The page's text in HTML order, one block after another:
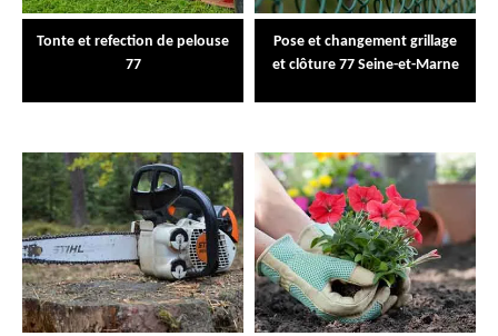
Tonte et refection de pelouse
77
Pose et changement grillage
et clôture 77 Seine-et-Marne